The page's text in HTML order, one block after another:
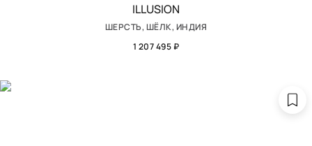
ILLUSION
ШЕРСТЬ, ШЁЛК, ИНДИЯ
1 207 495 ₽